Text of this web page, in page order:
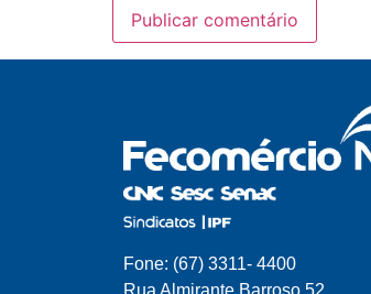
Fone: (67) 3311- 4400
Rua Almirante Barroso 52